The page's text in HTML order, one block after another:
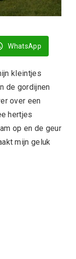
WhatsApp
kleintjes
de gordijnen
over een
hertjes
op en de geur
mijn geluk